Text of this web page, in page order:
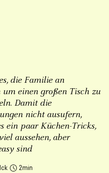
die Familie an
um einen großen Tisch zu
Damit die
nicht ausufern,
ein paar Küchen-Tricks,
aussehen, aber
sind
2